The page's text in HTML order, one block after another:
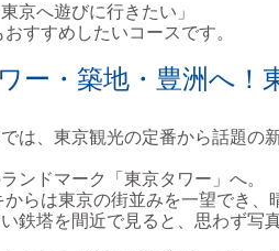
京へ遊びに行きたい」
すすめしたいコースです。
ー・築地・豊洲へ！
は、東京観光の定番から話題の
ンドマーク「東京タワー」へ。
からは東京の街並みを一望でき
鉄塔を間近で見ると、思わず写